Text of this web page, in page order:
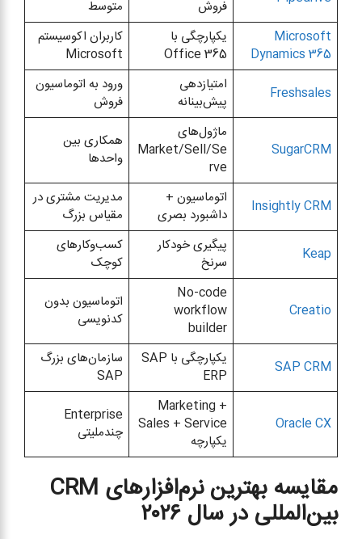
فروش
متوسط
Microsoft
Dynamics 365
یکپارچگی با
Office 365
کاربران اکوسیستم
Microsoft
Freshsales
امتیازدهی
پیش‌بینانه
ورود به اتوماسیون
فروش
SugarCRM
ماژول‌های
Market/Sell/Se
rve
همکاری بین
واحدها
Insightly CRM
اتوماسیون +
داشبورد بصری
مدیریت مشتری در
مقیاس بزرگ
Keap
پیگیری خودکار
سرنخ
کسب‌وکارهای
کوچک
Creatio
No-code
workflow
builder
اتوماسیون بدون
کدنویسی
SAP CRM
یکپارچگی با SAP
ERP
سازمان‌های بزرگ
SAP
Oracle CX
Marketing +
Sales + Service
یکپارچه
Enterprise
چندملیتی
مقایسه بهترین نرم‌افزارهای CRM
بین‌المللی در سال ۲۰۲۶